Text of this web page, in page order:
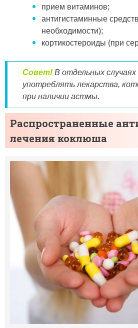
прием витаминов;
антигистаминные
необходимости);
кортикостероиды (при
Совет! В отдельных
употреблять лекарства,
при наличии астмы.
Распространенные
лечения коклюша